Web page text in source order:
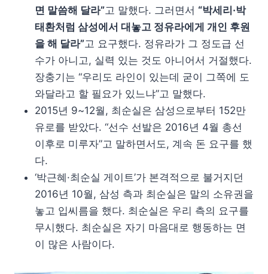
면 말씀해 달라”고 말했다. 그러면서 “박세리·박
태환처럼 삼성에서 대놓고 정유라에게 개인 후원
을 해 달라”고 요구했다. 정유라가 그 정도급 선
수가 아니고, 실력 있는 것도 아니어서 거절했다.
장충기는 “우리도 라인이 있는데 굳이 그쪽에 도
와달라고 할 필요가 있느냐”고 말했다.
2015년 9~12월, 최순실은 삼성으로부터 152만
유로를 받았다. “선수 선발은 2016년 4월 총선
이후로 미루자”고 말하면서도, 계속 돈 요구를 했
다.
‘박근혜·최순실 게이트’가 본격적으로 불거지던
2016년 10월, 삼성 측과 최순실은 말의 소유권을
놓고 입씨름을 했다. 최순실은 우리 측의 요구를
무시했다. 최순실은 자기 마음대로 행동하는 면
이 많은 사람이다.